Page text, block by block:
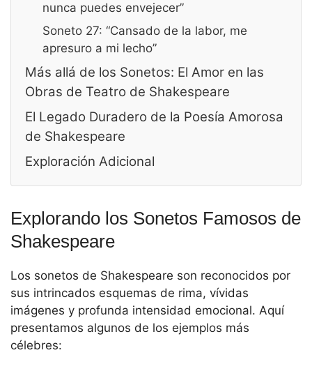
nunca puedes envejecer”
Soneto 27: “Cansado de la labor, me
apresuro a mi lecho”
Más allá de los Sonetos: El Amor en las
Obras de Teatro de Shakespeare
El Legado Duradero de la Poesía Amorosa
de Shakespeare
Exploración Adicional
Explorando los Sonetos Famosos de
Shakespeare
Los sonetos de Shakespeare son reconocidos por
sus intrincados esquemas de rima, vívidas
imágenes y profunda intensidad emocional. Aquí
presentamos algunos de los ejemplos más
célebres: